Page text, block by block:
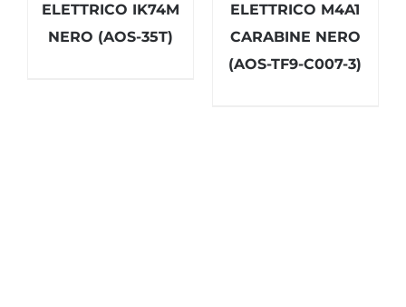
ELETTRICO IK74M
NERO (AOS-35T)
ELETTRICO M4A1
CARABINE NERO
(AOS-TF9-C007-3)